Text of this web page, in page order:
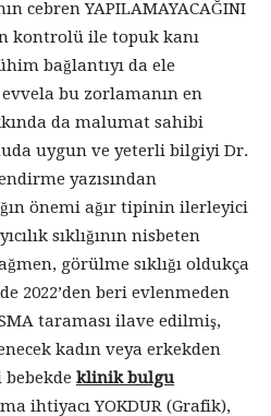
cebren YAPILAMAYACAĞINI
kontrolü ile topuk kanı
bağlantıyı da ele
bu zorlamanın en
da malumat sahibi
uygun ve yeterli bilgiyi Dr.
yazısından
önemi ağır tipinin ilerleyici
sıklığının nisbeten
görülme sıklığı oldukça
2022’den beri evlenmeden
taraması ilave edilmiş,
kadın veya erkekden
klinik bulgu
ihtiyacı YOKDUR (Grafik),